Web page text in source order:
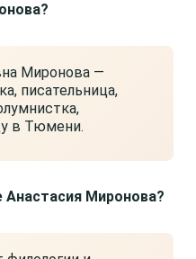
Миронова —
писательница,
в Тюмени.
Анастасия Миронова?